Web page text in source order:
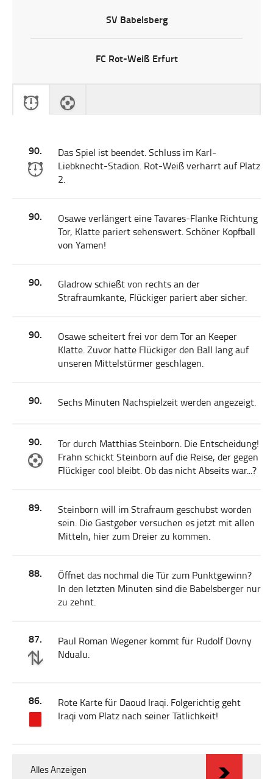
SV Babelsberg
FC Rot-Weiß Erfurt
90.
Das Spiel ist beendet. Schluss im Karl-
Liebknecht-Stadion. Rot-Weiß verharrt auf Platz
2.
90.
Osawe verlängert eine Tavares-Flanke Richtung
Tor, Klatte pariert sehenswert. Schöner Kopfball
von Yamen!
90.
Gladrow schießt von rechts an der
Strafraumkante, Flückiger pariert aber sicher.
90.
Osawe scheitert frei vor dem Tor an Keeper
Klatte. Zuvor hatte Flückiger den Ball lang auf
unseren Mittelstürmer geschlagen.
90. Sechs Minuten Nachspielzeit werden angezeigt.
90.
Tor durch Matthias Steinborn. Die Entscheidung!
Frahn schickt Steinborn auf die Reise, der gegen
Flückiger cool bleibt. Ob das nicht Abseits war...?
89.
Steinborn will im Strafraum geschubst worden
sein. Die Gastgeber versuchen es jetzt mit allen
Mitteln, hier zum Dreier zu kommen.
88.
Öffnet das nochmal die Tür zum Punktgewinn?
In den letzten Minuten sind die Babelsberger nur
zu zehnt.
87.
Paul Roman Wegener kommt für Rudolf Dovny
Ndualu.
86.
Rote Karte für Daoud Iraqi. Folgerichtig geht
Iraqi vom Platz nach seiner Tätlichkeit!
Alles Anzeigen